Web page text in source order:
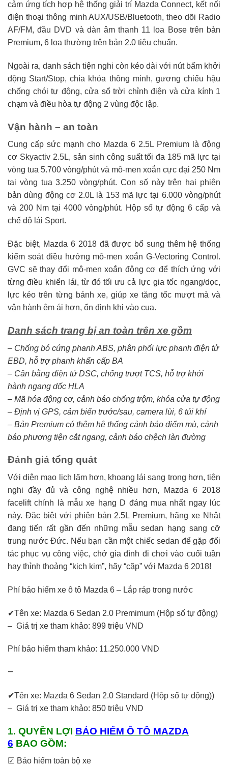
cảm ứng tích hợp hệ thống giải trí Mazda Connect, kết nối
điện thoại thông minh AUX/USB/Bluetooth, theo dõi Radio
AF/FM, đầu DVD và dàn âm thanh 11 loa Bose trên bản
Premium, 6 loa thường trên bản 2.0 tiêu chuẩn.
Ngoài ra, danh sách tiện nghi còn kéo dài với nút bấm khởi
động Start/Stop, chìa khóa thông minh, gương chiếu hậu
chống chói tự động, cửa sổ trời chỉnh điện và cửa kính 1
chạm và điều hòa tự động 2 vùng độc lập.
Vận hành – an toàn
Cung cấp sức mạnh cho Mazda 6 2.5L Premium là động
cơ Skyactiv 2.5L, sản sinh công suất tối đa 185 mã lực tại
vòng tua 5.700 vòng/phút và mô-men xoắn cực đại 250 Nm
tại vòng tua 3.250 vòng/phút. Con số này trên hai phiên
bản dùng động cơ 2.0L là 153 mã lực tại 6.000 vòng/phút
và 200 Nm tại 4000 vòng/phút. Hộp số tự động 6 cấp và
chế độ lái Sport.
Đặc biệt, Mazda 6 2018 đã được bổ sung thêm hệ thống
kiểm soát điều hướng mô-men xoắn G-Vectoring Control.
GVC sẽ thay đổi mô-men xoắn động cơ để thích ứng với
từng điều khiển lái, từ đó tối ưu cả lực gia tốc ngang/dọc,
lực kéo trên từng bánh xe, giúp xe tăng tốc mượt mà và
vận hành êm ái hơn, ổn định khi vào cua.
Danh sách trang bị an toàn trên xe gồm
– Chống bó cứng phanh ABS, phân phối lực phanh điện tử
EBD, hỗ trợ phanh khẩn cấp BA
– Cân bằng điện tử DSC, chống trượt TCS, hỗ trợ khởi
hành ngang dốc HLA
– Mã hóa động cơ, cảnh báo chống trộm, khóa cửa tự động
– Định vị GPS, cảm biến trước/sau, camera lùi, 6 túi khí
– Bản Premium có thêm hệ thống cảnh báo điểm mù, cảnh
báo phương tiện cắt ngang, cảnh báo chệch làn đường
Đánh giá tổng quát
Với diện mạo lịch lãm hơn, khoang lái sang trọng hơn, tiện
nghi đầy đủ và công nghệ nhiều hơn, Mazda 6 2018
facelift chính là mẫu xe hạng D đáng mua nhất ngay lúc
này. Đặc biệt với phiên bản 2.5L Premium, hãng xe Nhật
đang tiến rất gần đến những mẫu sedan hạng sang cỡ
trung nước Đức. Nếu bạn cần một chiếc sedan để gặp đối
tác phục vụ công việc, chở gia đình đi chơi vào cuối tuần
hay thỉnh thoảng “kịch kim”, hãy “cặp” với Mazda 6 2018!
Phí bảo hiểm xe ô tô Mazda 6 – Lắp ráp trong nước
✔Tên xe: Mazda 6 Sedan 2.0 Premimum (Hộp số tự động)
– Giá trị xe tham khảo: 899 triệu VND
Phí bảo hiểm tham khảo: 11.250.000 VND
—
✔Tên xe: Mazda 6 Sedan 2.0 Standard (Hộp số tự động))
– Giá trị xe tham khảo: 850 triệu VND
1. QUYỀN LỢI BẢO HIỂM Ô TÔ MAZDA
6 BAO GỒM:
☑ Bảo hiểm toàn bộ xe